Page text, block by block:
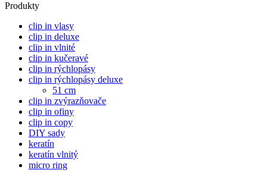
Produkty
clip in vlasy
clip in deluxe
clip in vlnité
clip in kučeravé
clip in rýchlopásy
clip in rýchlopásy deluxe
51 cm
clip in zvýrazňovače
clip in ofiny
clip in copy
DIY sady
keratín
keratín vlnitý
micro ring